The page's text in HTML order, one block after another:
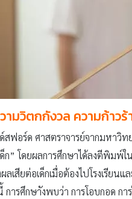
ามวิตกกังวล ความก้าว
สฟอร์ด ศาสตราจารย์จากมหาวิ
ก” โดยผลการศึกษาได้ลงตีพิมพ์
ผลเสียต่อเด็กเมื่อต้องไปโรงเรี
ารศึกษาังพบว่า การโอบกอด ก